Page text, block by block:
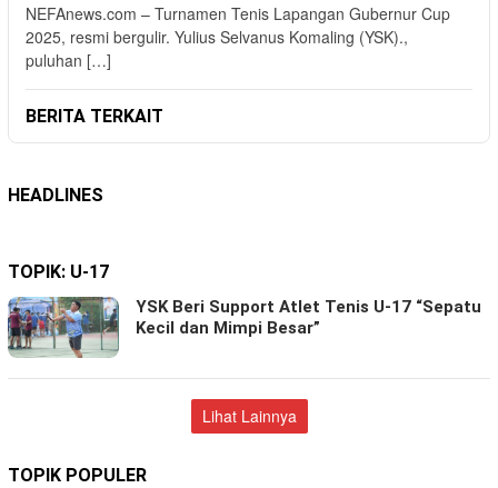
NEFAnews.com – Turnamen Tenis Lapangan Gubernur Cup
2025, resmi bergulir. Yulius Selvanus Komaling (YSK).,
puluhan […]
BERITA TERKAIT
HEADLINES
TOPIK: U-17
YSK Beri Support Atlet Tenis U-17 “Sepatu
Kecil dan Mimpi Besar”
Lihat Lainnya
TOPIK POPULER